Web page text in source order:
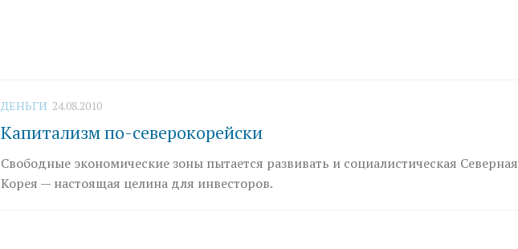
ДЕНЬГИ 24.08.2010
Капитализм по-северокорейски
Свободные экономические зоны пытается развивать и социалистическая Северная
Корея — настоящая целина для инвесторов.